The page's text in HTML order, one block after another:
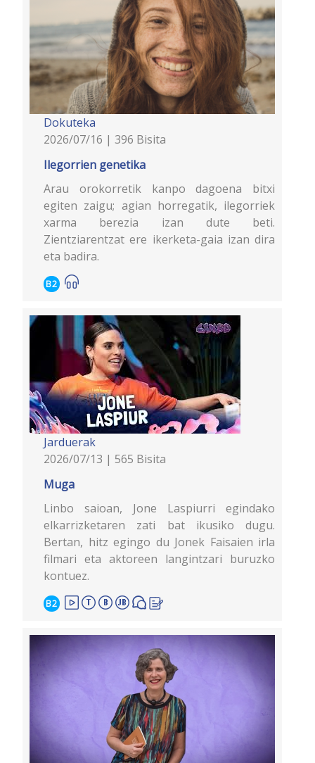
Dokuteka
2026/07/16 | 396 Bisita
Ilegorrien genetika
Arau orokorretik kanpo dagoena bitxi
egiten zaigu; agian horregatik, ilegorriek
xarma berezia izan dute beti.
Zientziarentzat ere ikerketa-gaia izan dira
eta badira.
B2
Jarduerak
2026/07/13 | 565 Bisita
Muga
Linbo saioan, Jone Laspiurri egindako
elkarrizketaren zati bat ikusiko dugu.
Bertan, hitz egingo du Jonek Faisaien irla
filmari eta aktoreen langintzari buruzko
kontuez.
B2